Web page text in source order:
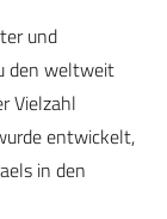
und
den weltweit
Vielzahl
entwickelt,
in den